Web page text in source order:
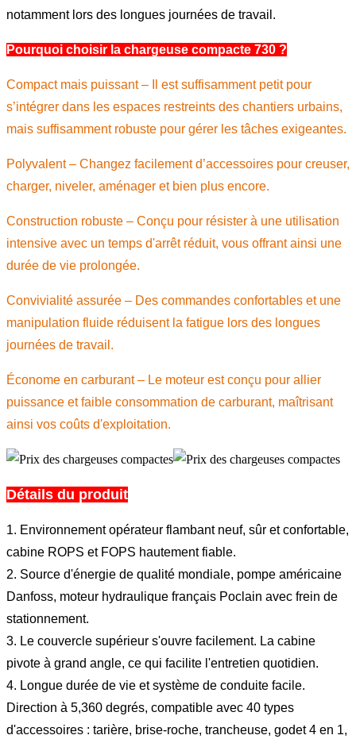
notamment lors des longues journées de travail.
Pourquoi choisir la chargeuse compacte 730 ?
Compact mais puissant – Il est suffisamment petit pour
s’intégrer dans les espaces restreints des chantiers urbains,
mais suffisamment robuste pour gérer les tâches exigeantes.
Polyvalent – ​​Changez facilement d’accessoires pour creuser,
charger, niveler, aménager et bien plus encore.
Construction robuste – Conçu pour résister à une utilisation
intensive avec un temps d'arrêt réduit, vous offrant ainsi une
durée de vie prolongée.
Convivialité assurée – Des commandes confortables et une
manipulation fluide réduisent la fatigue lors des longues
journées de travail.
Économe en carburant – Le moteur est conçu pour allier
puissance et faible consommation de carburant, maîtrisant
ainsi vos coûts d'exploitation.
Détails du produit
1. Environnement opérateur flambant neuf, sûr et confortable,
cabine ROPS et FOPS hautement fiable.
2. Source d'énergie de qualité mondiale, pompe américaine
Danfoss, moteur hydraulique français Poclain avec frein de
stationnement.
3. Le couvercle supérieur s'ouvre facilement. La cabine
pivote à grand angle, ce qui facilite l'entretien quotidien.
4. Longue durée de vie et système de conduite facile.
Direction à 5,360 degrés, compatible avec 40 types
d'accessoires : tarière, brise-roche, trancheuse, godet 4 en 1,